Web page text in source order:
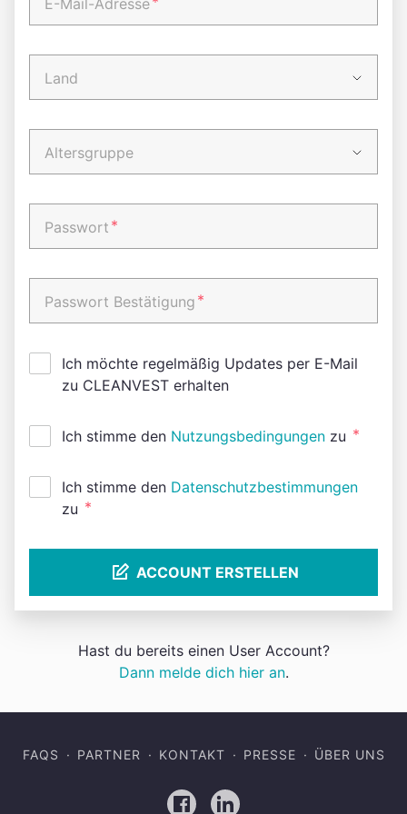
E-Mail-Adresse
Land
Altersgruppe
Passwort *
Passwort Bestätigung *
Ich möchte regelmäßig Updates per E-Mail
zu CLEANVEST erhalten
Ich stimme den Nutzungsbedingungen zu *
Ich stimme den Datenschutzbestimmungen
zu *
ACCOUNT ERSTELLEN
Hast du bereits einen User Account?
Dann melde dich hier an.
FAQS PARTNER KONTAKT PRESSE ÜBER UNS